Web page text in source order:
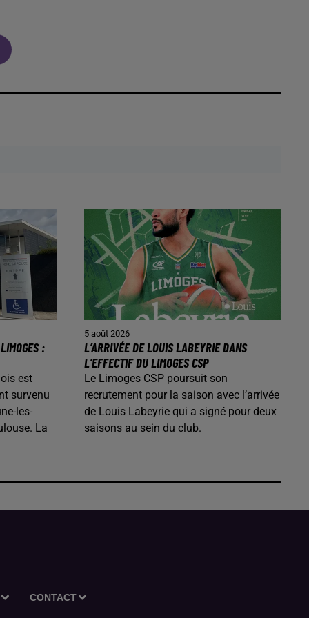
:
est
survenu
les-
La
5 août 2026
L’ARRIVÉE DE LOUIS LABEYRIE DANS
L’EFFECTIF DU LIMOGES CSP
Le Limoges CSP poursuit son
recrutement pour la saison avec l’arrivée
de Louis Labeyrie qui a signé pour deux
saisons au sein du club.
CONTACT